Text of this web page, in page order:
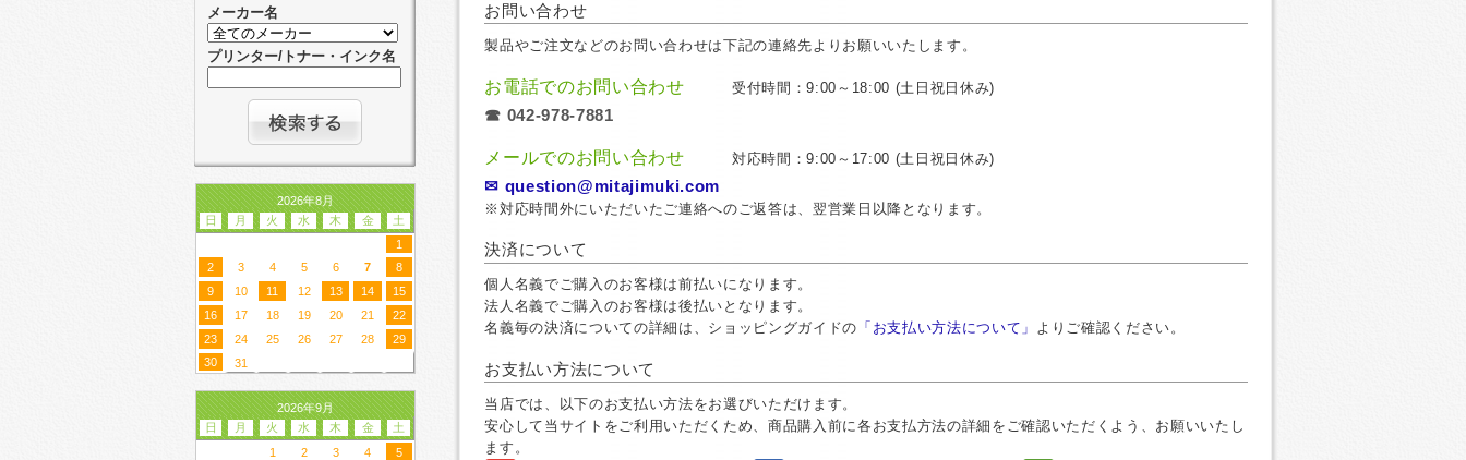
メーカー名
プリンター/トナー・インク名
2026年8月
日
月 火 水 木 金
土
1
2
3 4 5 6 7
8
9
10 11 12 13 14
15
16
17 18 19 20 21
22
23
24 25 26 27 28
29
30
31
2026年9月
日
月 火 水 木 金
土
1
2 3 4
5
お問い合わせ
製品やご注文などのお問い合わせは下記の連絡先よりお願いいたします。
お電話でのお問い合わせ 受付時間：9:00～18:00 (土日祝日休み)
☎ 042-978-7881
メールでのお問い合わせ 対応時間：9:00～17:00 (土日祝日休み)
✉ question@mitajimuki.com
※対応時間外にいただいたご連絡へのご返答は、翌営業日以降となります。
決済について
個人名義でご購入のお客様は前払いになります。
法人名義でご購入のお客様は後払いとなります。
名義毎の決済についての詳細は、ショッピングガイドの 「お支払い方法について」 よりご確認ください。
お支払い方法について
当店では、以下のお支払い方法をお選びいただけます。
安心して当サイトをご利用いただくため、商品購入前に各お支払方法の詳細をご確認いただくよう、お願いいたし
ます。